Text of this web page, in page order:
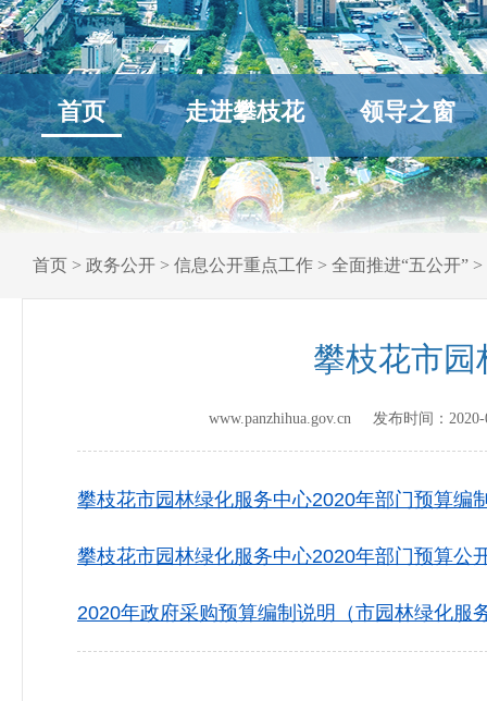
首页 走进攀枝花 领导之窗
首页 > 政务公开 > 信息公开重点工作 > 全面推进“五公开” >
攀枝花市园
www.panzhihua.gov.cn 发布时间：
攀枝花市园林绿化服务中心2020年部门预算编
攀枝花市园林绿化服务中心2020年部门预算公
2020年政府采购预算编制说明（市园林绿化服